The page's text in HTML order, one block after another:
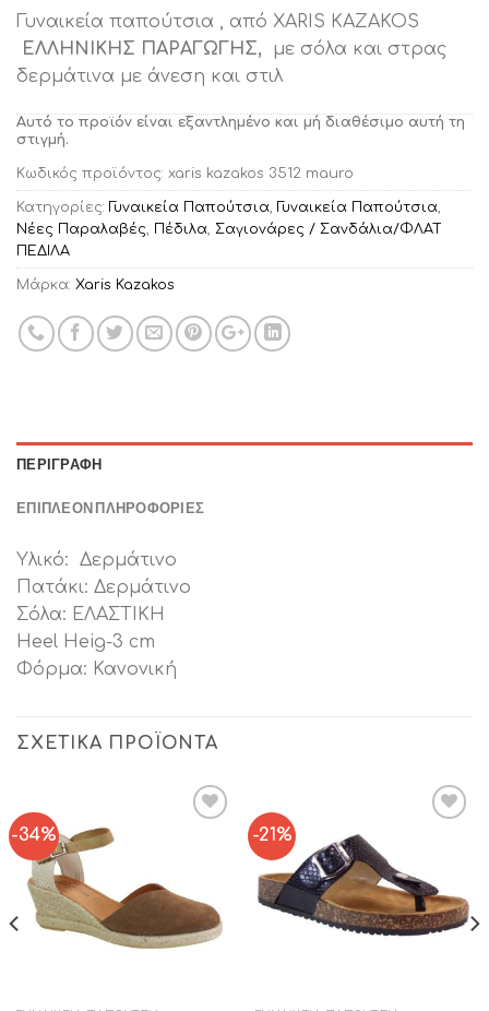
Γυναικεία παπούτσια , από XARIS KAZAKOS
ΕΛΛΗΝΙΚΗΣ ΠΑΡΑΓΩΓΗΣ,
με σόλα και στρας
δερμάτινα με άνεση και στιλ
Αυτό το προϊόν είναι εξαντλημένο και μή διαθέσιμο αυτή τη
στιγμή.
Κωδικός προϊόντος: xaris kazakos 3512 mauro
Κατηγορίες: Γυναικεία Παπούτσια, Γυναικεία Παπούτσια,
Νέες Παραλαβές, Πέδιλα, Σαγιονάρες / Σανδάλια/ΦΛΑΤ
ΠΕΔΙΛΑ
Μάρκα: Xaris Kazakos
ΠΕΡΙΓΡΑΦΉ
ΕΠΙΠΛΈΟΝ ΠΛΗΡΟΦΟΡΊΕΣ
Υλικό: Δερμάτινο
Πατάκι: Δερμάτινο
Σόλα: ΕΛΑΣΤΙΚΗ
Heel Heig-3 cm
Φόρμα: Κανονική
ΣΧΕΤΙΚΆ ΠΡΟΪΌΝΤΑ
-34% -21%